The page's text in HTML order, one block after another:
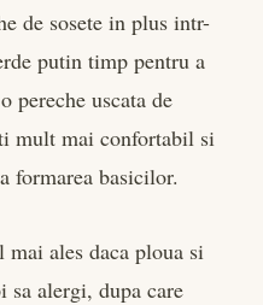
de sosete in plus intr-
putin timp pentru a
pereche uscata de
mult mai confortabil si
formarea basicilor.
mai ales daca ploua si
sa alergi, dupa care